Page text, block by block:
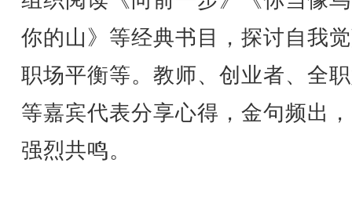
你的山》等经典书目，探讨自我
职场平衡等。教师、创业者、全
等嘉宾代表分享心得，金句频出
强烈共鸣。